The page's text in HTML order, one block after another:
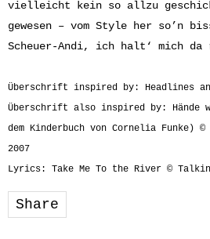
vielleicht kein so allzu
gewesen – vom Style her so’n
Scheuer-Andi, ich halt‘ mich da
Überschrift inspired by: Headlines
Überschrift also inspired by: Hände
dem Kinderbuch von Cornelia Funke)
2007
Lyrics: Take Me To the River ©
Share